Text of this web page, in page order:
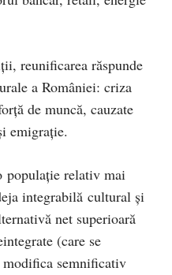
reunificarea răspunde
a României: criza
de muncă, cauzate
emigrație.
populație relativ mai
integrabilă cultural și
net superioară
(care se
modifica semnificativ